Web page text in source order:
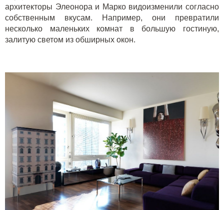
архитекторы Элеонора и Марко видоизменили согласно
собственным вкусам. Например, они превратили
несколько маленьких комнат в большую гостиную,
залитую светом из обширных окон.